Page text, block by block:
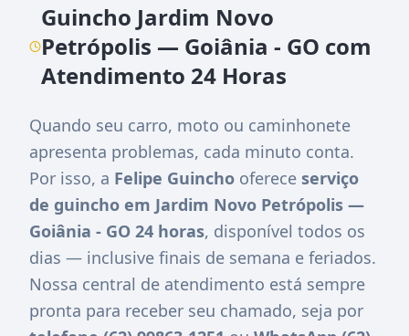
Guincho Jardim Novo
Petrópolis — Goiânia - GO com
Atendimento 24 Horas
Quando seu carro, moto ou caminhonete
apresenta problemas, cada minuto conta.
Por isso, a Felipe Guincho oferece serviço
de guincho em Jardim Novo Petrópolis —
Goiânia - GO 24 horas, disponível todos os
dias — inclusive finais de semana e feriados.
Nossa central de atendimento está sempre
pronta para receber seu chamado, seja por